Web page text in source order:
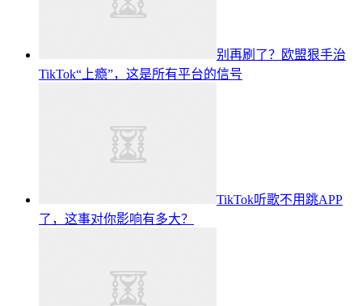
别再刷了？欧盟狠手治
TikTok“上瘾”，这是所有平台的信号
TikTok听歌不用跳APP
了，这事对你影响有多大？